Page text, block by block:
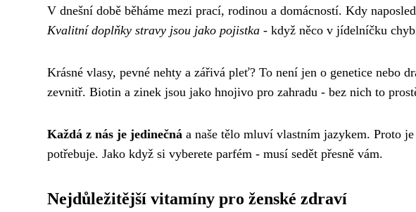
V dnešní době běháme mezi prací, rodinou a domácností. Kdy
Kvalitní doplňky stravy jsou jako pojistka - když něco v jídelníčku
Krásné vlasy, pevné nehty a zářivá pleť? To není jen o genetice nebo
zevnitř. Biotin a zinek jsou jako hnojivo pro zahradu - bez nich to
Každá z nás je jedinečná a naše tělo mluví vlastním jazykem. Proto
potřebuje. Jako když si vyberete parfém - musí sedět přesně vám.
Nejdůležitější vitamíny pro ženské zdraví